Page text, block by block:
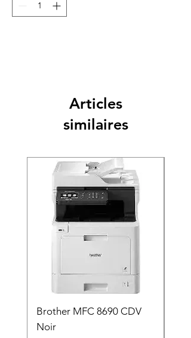
Articles
similaires
Brother MFC 8690 CDV
Noir